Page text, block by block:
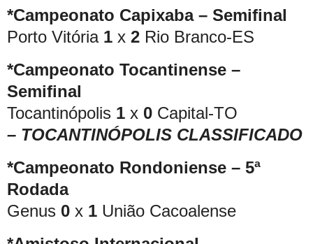
*Campeonato Capixaba – Semifinal
Porto Vitória 1 x 2 Rio Branco-ES
*Campeonato Tocantinense –
Semifinal
Tocantinópolis 1 x 0 Capital-TO
– TOCANTINÓPOLIS CLASSIFICADO
*Campeonato Rondoniense – 5ª
Rodada
Genus 0 x 1 União Cacoalense